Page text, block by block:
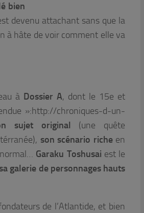
bien
devenu attachant sans que la
à hâte de voir comment elle va
à Dossier A, dont le 15e et
»:http://chroniques-d-un-
sujet original (une quête
son scénario richeen
Garaku Toshusai est le
sa galerie de personnages hauts
de l’Atlantide, et bien